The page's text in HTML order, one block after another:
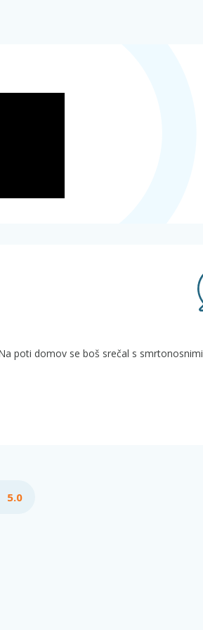
poti domov se boš srečal s smrtonosnimi
5.0